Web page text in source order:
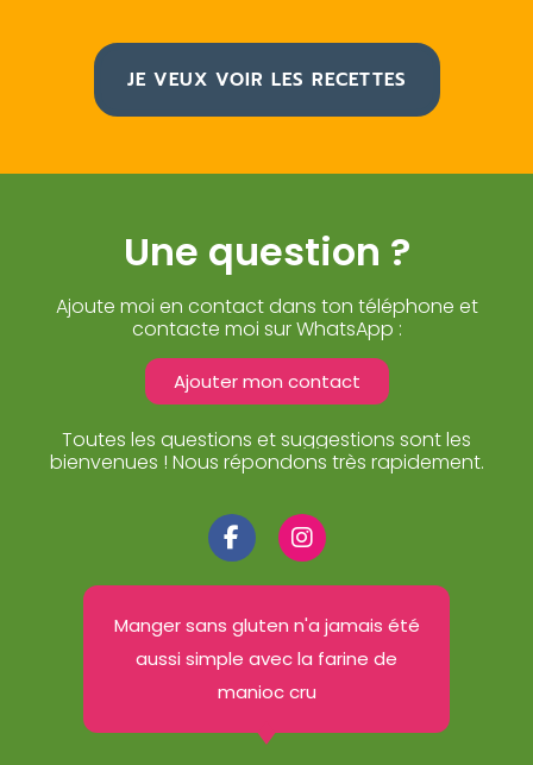
JE VEUX VOIR LES RECETTES
Une question ?
Ajoute moi en contact dans ton téléphone et
contacte moi sur WhatsApp :
Ajouter mon contact
Toutes les questions et suggestions sont les
bienvenues ! Nous répondons très rapidement.
Manger sans gluten n'a jamais été
aussi simple avec la farine de
manioc cru